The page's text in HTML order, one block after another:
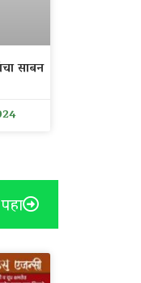
साबन